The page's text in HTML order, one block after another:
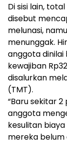
Di sisi lain,
disebut
melunasi,
menunggak.
anggota
kewajiban
disalurkan
(TMT).
“Baru sekitar
anggota
kesulitan
mereka belum